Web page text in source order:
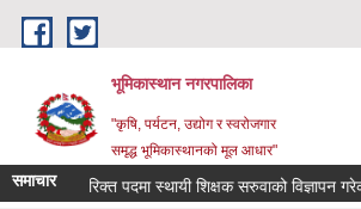
Skip to main content
भूमिकास्थान नगरपालिका
"कृषि, पर्यटन, उद्योग र स्वरोजगार
समृद्ध भूमिकास्थानको मूल आधार"
समाचार रिक्त पदमा स्थायी शिक्षक सरुवाको विज्ञापन